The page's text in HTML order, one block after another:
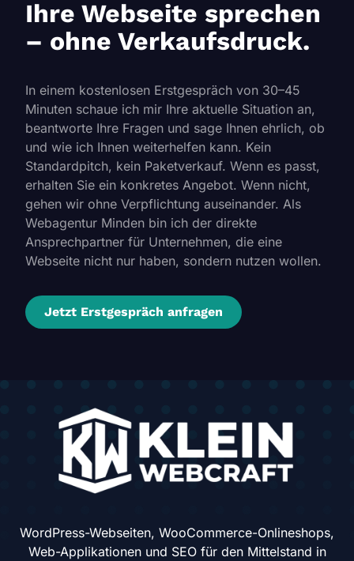
Ihre Webseite sprechen
– ohne Verkaufsdruck.
In einem kostenlosen Erstgespräch von 30–45
Minuten schaue ich mir Ihre aktuelle Situation an,
beantworte Ihre Fragen und sage Ihnen ehrlich, ob
und wie ich Ihnen weiterhelfen kann. Kein
Standardpitch, kein Paketverkauf. Wenn es passt,
erhalten Sie ein konkretes Angebot. Wenn nicht,
gehen wir ohne Verpflichtung auseinander. Als
Webagentur Minden bin ich der direkte
Ansprechpartner für Unternehmen, die eine
Webseite nicht nur haben, sondern nutzen wollen.
Jetzt Erstgespräch anfragen
WordPress-Webseiten, WooCommerce-Onlineshops,
Web-Applikationen und SEO für den Mittelstand in